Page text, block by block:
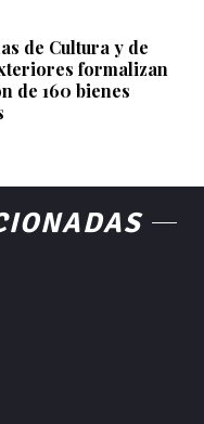
de Cultura y de
formalizan
de 160 bienes